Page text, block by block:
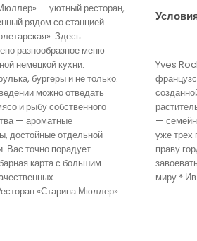
— уютный ресторан,
рядом со станцией
Здесь
разнообразное меню
немецкой кухни:
бургеры и не только.
можно отведать
и рыбу собственного
— ароматные
достойные отдельной
Вас точно порадует
карта с большим
«Старина Мюллер»
Yves
—
уже трех
праву
миру.*